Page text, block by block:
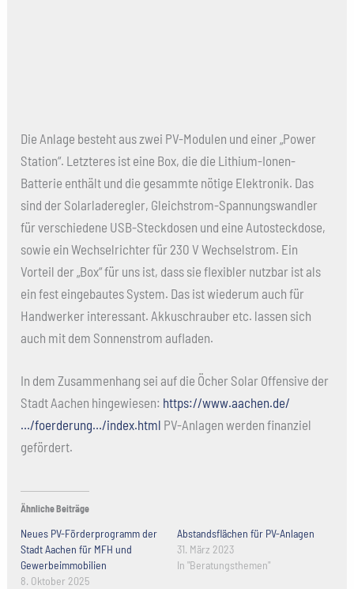
Die Anlage besteht aus zwei PV-Modulen und einer „Power
Station“. Letzteres ist eine Box, die die Lithium-Ionen-
Batterie enthält und die gesammte nötige Elektronik. Das
sind der Solarladeregler, Gleichstrom-Spannungswandler
für verschiedene USB-Steckdosen und eine Autosteckdose,
sowie ein Wechselrichter für 230 V Wechselstrom. Ein
Vorteil der „Box“ für uns ist, dass sie flexibler nutzbar ist als
ein fest eingebautes System. Das ist wiederum auch für
Handwerker interessant. Akkuschrauber etc. lassen sich
auch mit dem Sonnenstrom aufladen.
In dem Zusammenhang sei auf die Öcher Solar Offensive der
Stadt Aachen hingewiesen: https://www.aachen.de/
…/foerderung…/index.html PV-Anlagen werden finanziel
gefördert.
Ähnliche Beiträge
Neues PV-Förderprogramm der
Stadt Aachen für MFH und
Gewerbeimmobilien
8. Oktober 2025
Abstandsflächen für PV-Anlagen
31. März 2023
In "Beratungsthemen"